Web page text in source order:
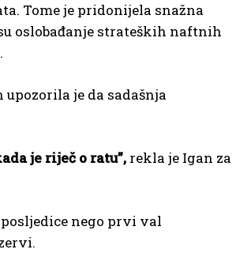
Tome je pridonijela snažna
oslobađanje strateških naftnih
je da sadašnja
je riječ o ratu”, rekla je Igan za
nego prvi val